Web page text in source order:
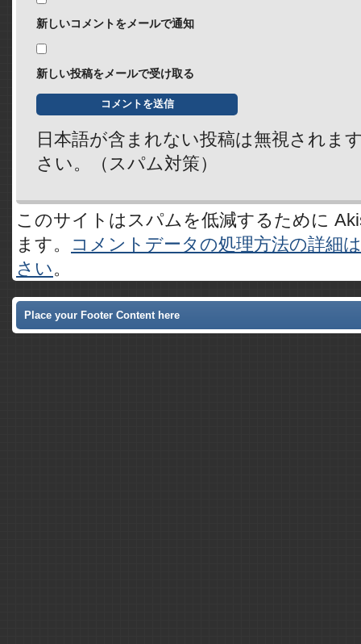
新しいコメントをメールで通知
新しい投稿をメールで受け取る
日本語が含まれない投稿は無視されま
さい。（スパム対策）
このサイトはスパムを低減するために
ます。
コメントデータの処理方法の詳細
さい。
Place your Footer Content here